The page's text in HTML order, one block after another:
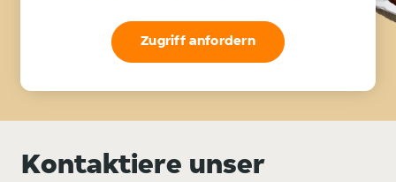
Zugriff anfordern
Kontaktiere unser